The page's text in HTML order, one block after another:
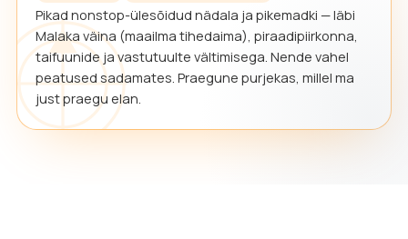
Pikad nonstop-ülesõidud nädala ja pikemadki — läbi
Malaka väina (maailma tihedaima), piraadipiirkonna,
taifuunide ja vastutuulte vältimisega. Nende vahel
peatused sadamates. Praegune purjekas, millel ma
just praegu elan.